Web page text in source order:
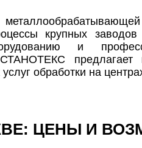
крупных
и
СТАНОТЕКС
обработки на
ЦЕНЫ И